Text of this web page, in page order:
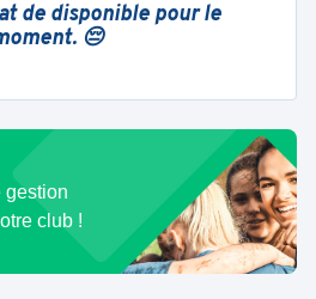
de disponible pour le
😔
gestion
club !